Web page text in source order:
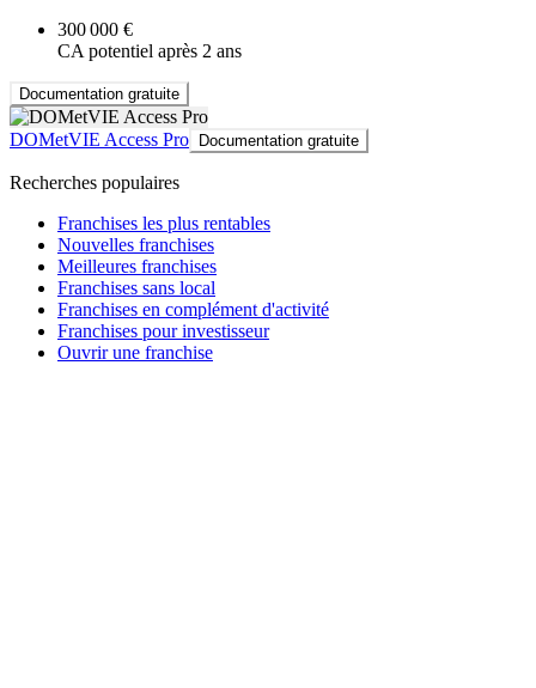
300 000 €
CA potentiel après 2 ans
Documentation gratuite
DOMetVIE Access Pro Documentation gratuite
Recherches populaires
Franchises les plus rentables
Nouvelles franchises
Meilleures franchises
Franchises sans local
Franchises en complément d'activité
Franchises pour investisseur
Ouvrir une franchise